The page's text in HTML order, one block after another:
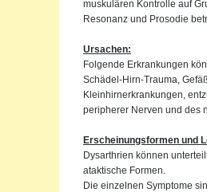
muskulären Kontrolle auf
Resonanz und Prosodie
Ursachen:
Folgende Erkrankungen
Schädel-Hirn-Trauma,
Kleinhirnerkrankungen,
peripherer Nerven und des
Erscheinungsformen und
Dysarthrien können
ataktische Formen.
Die einzelnen Symptome